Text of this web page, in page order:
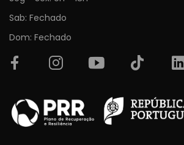
Sab: Fechado
Dom: Fechado